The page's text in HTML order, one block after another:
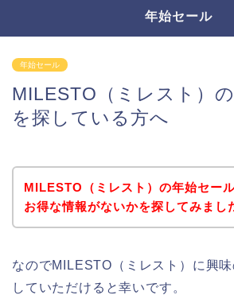
年始セール
年始セール
MILESTO（ミレスト）
を探している方へ
MILESTO（ミレスト）の年始セー
お得な情報がないかを探してみまし
なのでMILESTO（ミレスト）に興
していただけると幸いです。